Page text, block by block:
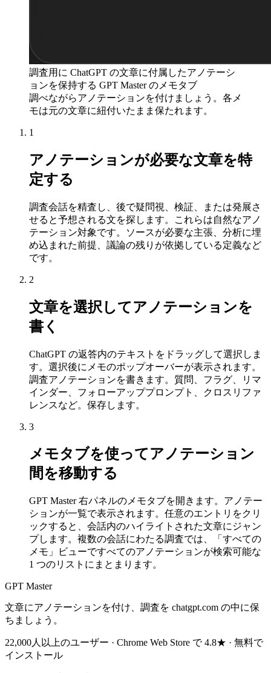
調査用に ChatGPT の文章に付属したアノテーシ
ョンを保持する GPT Master のメモタブ
調べながらアノテーションを付けましょう。各メ
モは元の文章に紐付いたまま保たれます。
1
アノテーションが必要な文章を特
定する
調査会話を精査し、後で疑問視、検証、または発展さ
せると予想される文を探します。これらは自然なアノ
テーション対象です。ソースが必要な主張、分析に埋
め込まれた前提、議論の残りが依拠している定義など
です。
2
文章を選択してアノテーションを
書く
ChatGPT の返答内のテキストをドラッグして選択しま
す。選択後にメモのポップオーバーが表示されます。
調査アノテーションを書きます。質問、フラグ、リマ
インダー、フォローアッププロンプト、クロスリファ
レンスなど。保存します。
3
メモタブを使ってアノテーション
間を移動する
GPT Master 右パネルのメモタブを開きます。アノテー
ションが一覧で表示されます。任意のエントリをクリ
ックすると、会話内のハイライトされた文章にジャン
プします。複数の会話にわたる調査では、「すべての
メモ」ビューですべてのアノテーションが検索可能な
1 つのリストにまとまります。
GPT Master
文章にアノテーションを付け、調査を chatgpt.com の中に保
ちましょう。
22,000人以上のユーザー · Chrome Web Store で 4.8★ · 無料で
インストール